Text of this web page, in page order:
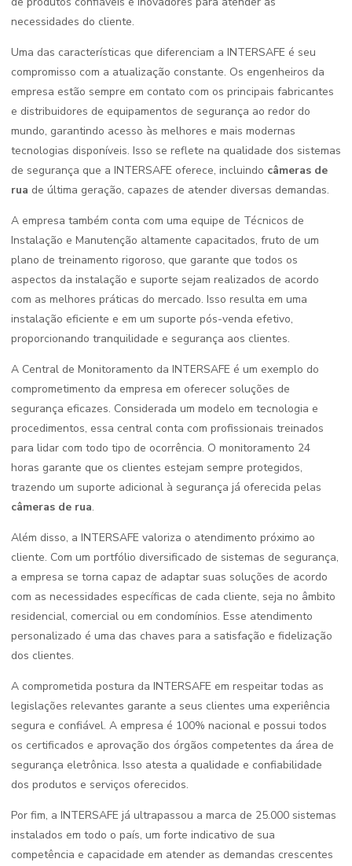
necessidades do cliente.
Uma das características que diferenciam a INTERSAFE é seu
compromisso com a atualização constante. Os engenheiros da
empresa estão sempre em contato com os principais fabricantes
e distribuidores de equipamentos de segurança ao redor do
mundo, garantindo acesso às melhores e mais modernas
tecnologias disponíveis. Isso se reflete na qualidade dos sistemas
de segurança que a INTERSAFE oferece, incluindo câmeras de
rua de última geração, capazes de atender diversas demandas.
A empresa também conta com uma equipe de Técnicos de
Instalação e Manutenção altamente capacitados, fruto de um
plano de treinamento rigoroso, que garante que todos os
aspectos da instalação e suporte sejam realizados de acordo
com as melhores práticas do mercado. Isso resulta em uma
instalação eficiente e em um suporte pós-venda efetivo,
proporcionando tranquilidade e segurança aos clientes.
A Central de Monitoramento da INTERSAFE é um exemplo do
comprometimento da empresa em oferecer soluções de
segurança eficazes. Considerada um modelo em tecnologia e
procedimentos, essa central conta com profissionais treinados
para lidar com todo tipo de ocorrência. O monitoramento 24
horas garante que os clientes estejam sempre protegidos,
trazendo um suporte adicional à segurança já oferecida pelas
câmeras de rua.
Além disso, a INTERSAFE valoriza o atendimento próximo ao
cliente. Com um portfólio diversificado de sistemas de segurança,
a empresa se torna capaz de adaptar suas soluções de acordo
com as necessidades específicas de cada cliente, seja no âmbito
residencial, comercial ou em condomínios. Esse atendimento
personalizado é uma das chaves para a satisfação e fidelização
dos clientes.
A comprometida postura da INTERSAFE em respeitar todas as
legislações relevantes garante a seus clientes uma experiência
segura e confiável. A empresa é 100% nacional e possui todos
os certificados e aprovação dos órgãos competentes da área de
segurança eletrônica. Isso atesta a qualidade e confiabilidade
dos produtos e serviços oferecidos.
Por fim, a INTERSAFE já ultrapassou a marca de 25.000 sistemas
instalados em todo o país, um forte indicativo de sua
competência e capacidade em atender as demandas crescentes